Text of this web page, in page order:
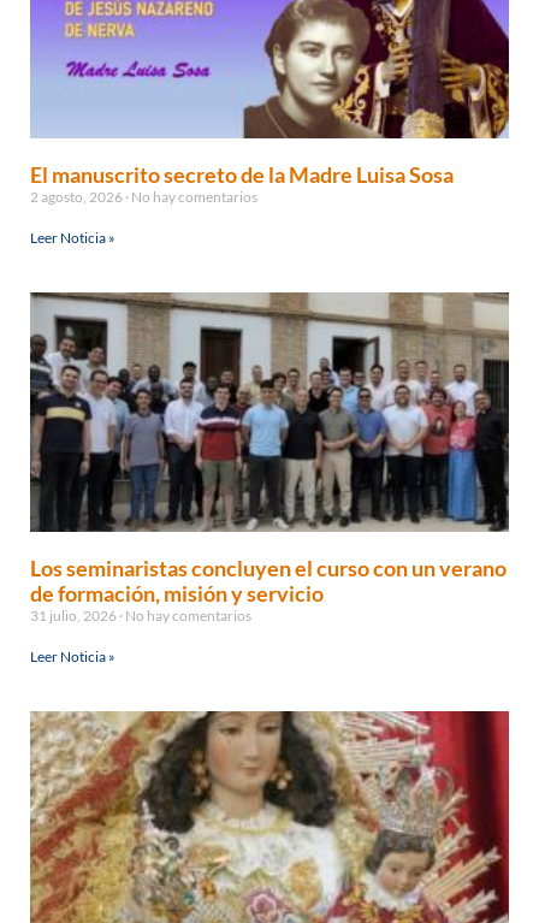
El manuscrito secreto de la Madre Luisa Sosa
2 agosto, 2026 No hay comentarios
Leer Noticia »
Los seminaristas concluyen el curso con un verano
de formación, misión y servicio
31 julio, 2026 No hay comentarios
Leer Noticia »